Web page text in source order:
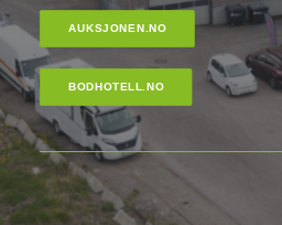
AUKSJONEN.NO
BODHOTELL.NO